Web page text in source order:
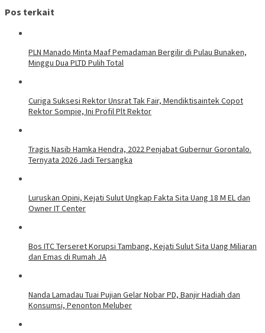
Pos terkait
PLN Manado Minta Maaf Pemadaman Bergilir di Pulau Bunaken,
Minggu Dua PLTD Pulih Total
Curiga Suksesi Rektor Unsrat Tak Fair, Mendiktisaintek Copot
Rektor Sompie, Ini Profil Plt Rektor
Tragis Nasib Hamka Hendra, 2022 Penjabat Gubernur Gorontalo.
Ternyata 2026 Jadi Tersangka
Luruskan Opini, Kejati Sulut Ungkap Fakta Sita Uang 18 M EL dan
Owner IT Center
Bos ITC Terseret Korupsi Tambang, Kejati Sulut Sita Uang Miliaran
dan Emas di Rumah JA
Nanda Lamadau Tuai Pujian Gelar Nobar PD, Banjir Hadiah dan
Konsumsi, Penonton Meluber